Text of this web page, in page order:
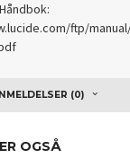
ftp/
(0)
OGSÅ